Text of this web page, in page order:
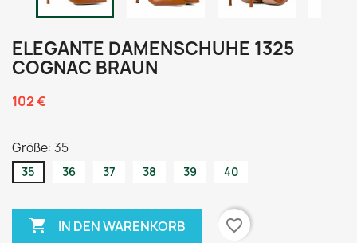
ELEGANTE DAMENSCHUHE 1325
COGNAC BRAUN
102 €
Größe: 35
35 36 37 38 39 40
 IN DEN WARENKORB favorite_border